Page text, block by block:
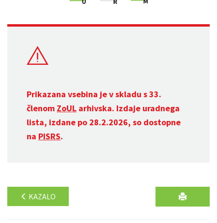
Prikazana vsebina je v skladu s 33.
členom ZoUL arhivska. Izdaje uradnega
lista, izdane po 28.2.2026, so dostopne
na PISRS.
KAZALO